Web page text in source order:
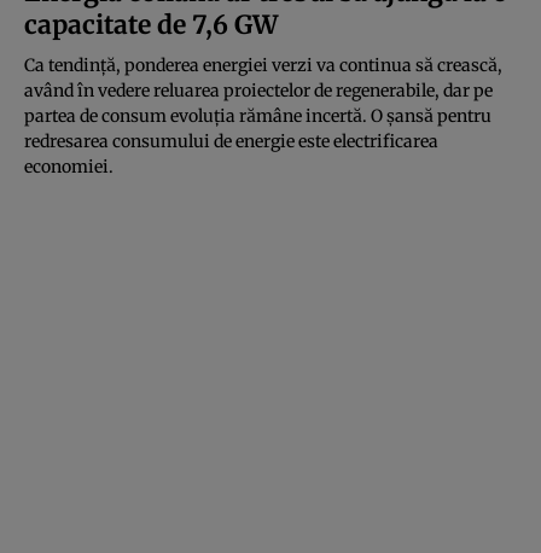
capacitate de 7,6 GW
Ca tendinţă, ponderea energiei verzi va continua să crească,
având în vedere reluarea proiectelor de regenerabile, dar pe
partea de consum evoluţia rămâne incertă. O şansă pentru
redresarea consumului de energie este electrificarea
economiei.